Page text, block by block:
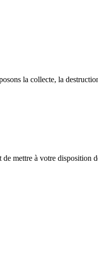
la collecte, la
mettre à votre disposition